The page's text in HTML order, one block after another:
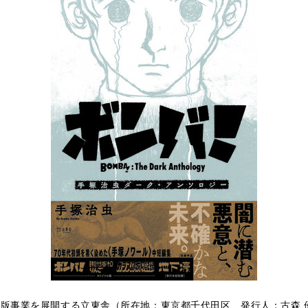
事業を展開する立東舎（所在地：東京都千代田区 発行人：古森